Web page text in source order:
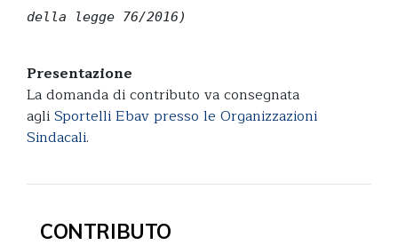
della legge 76/2016)
Presentazione
La domanda di contributo va consegnata
agliSportelli Ebav presso le Organizzazioni
Sindacali.
CONTRIBUTO